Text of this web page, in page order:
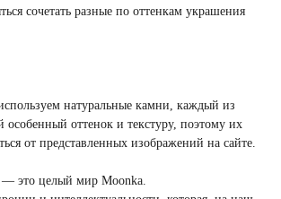
сочетать разные по оттенкам украшения
натуральные камни, каждый из
особенный оттенок и текстуру, поэтому их
от представленных изображений на сайте.
— это целый мир Moonka.